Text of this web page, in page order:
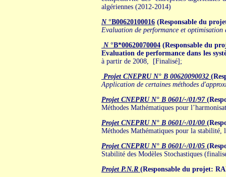
algériennes (2012-2014)
N°B00620100016 (Responsable du
Evaluation de performance et optimisation
N°B*00620070004 (Responsable du
Evaluation de performance dans les
à partir de 2008,
[Finalisé];
Projet CNEPRU N° B 00620090032
Application de certaines méthodes
Projet CNEPRU N° B 0601/-/01/97
Méthodes Mathématiques pour
Projet CNEPRU N° B 0601/-/01/00
Méthodes Mathématiques pour la
Projet CNEPRU N° B 0601/-/01/05
Stabilité des Modèles Stochastiques
Projet P.N.R (Responsable du projet: